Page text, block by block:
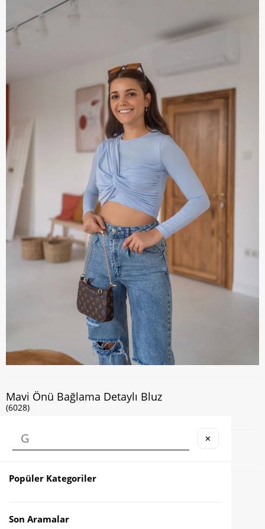
Mavi Önü Bağlama Detaylı Bluz
(6028)
Kapıda Nakit veya Kart ile Ödeme İmkanı
Karşılaştır
✕
Popüler Kategoriler
Son Aramalar